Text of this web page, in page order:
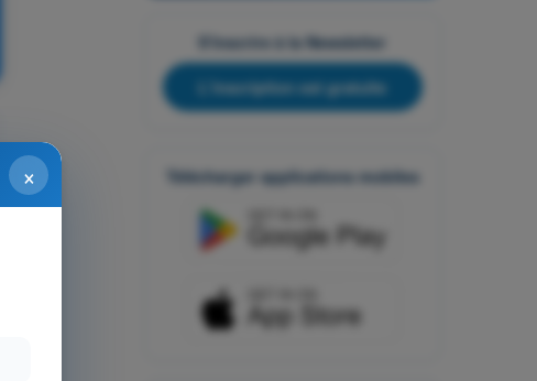
S'inscrire à la Newsletter
L'inscription est gratuite
Télécharger applications mobiles
×